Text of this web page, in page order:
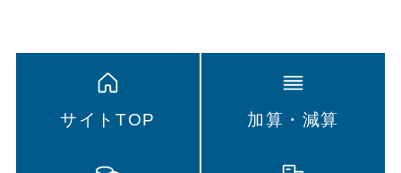
サイトTOP 加算・減算